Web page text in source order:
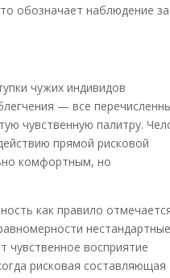
обозначает наблюдение за
чужих индивидов
— все
чувственную палитру.
прямой рисковой
комфортным, но
как правило
нестандартные
чувственное восприятие
рисковая составляющая